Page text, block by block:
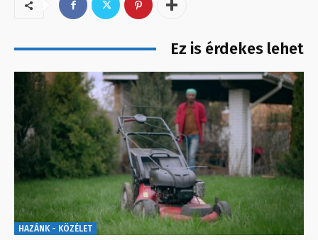
Ez is érdekes lehet
HAZÁNK - KÖZÉLET